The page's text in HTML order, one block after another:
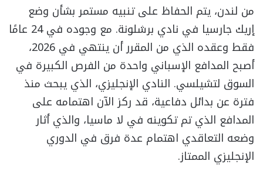
من لندن، يتم الحفاظ على تنبيه مستمر بشأن وضع
إريك جارسيا في نادي برشلونة. مع وجوده في 24 عامًا
فقط وعقده الذي من المقرر أن ينتهي في 2026،
أصبح المدافع الإسباني واحدة من الفرص الكبيرة في
السوق لتشيلسي. النادي الإنجليزي، الذي يبحث منذ
فترة عن بدائل دفاعية، قد ركز الآن اهتمامه على
المدافع الذي تم تكوينه في لا ماسيا، والذي أثار
وضعه التعاقدي اهتمام عدة فرق في الدوري
الإنجليزي الممتاز.